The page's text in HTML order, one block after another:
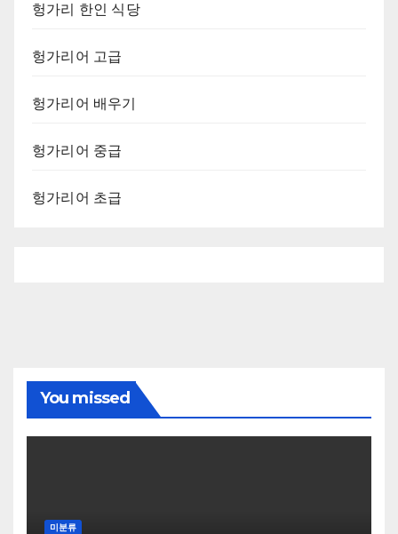
헝가리 한인 식당
헝가리어 고급
헝가리어 배우기
헝가리어 중급
헝가리어 초급
You missed
미분류